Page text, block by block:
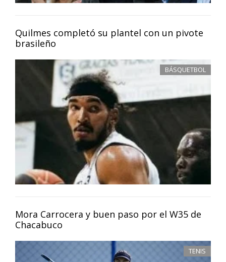
Quilmes completó su plantel con un pivote
brasileño
BÁSQUETBOL
Mora Carrocera y buen paso por el W35 de
Chacabuco
TENIS